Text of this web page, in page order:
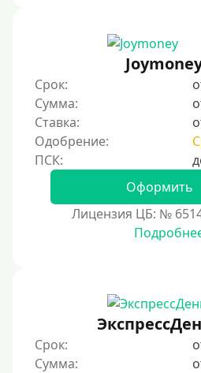
Под высокий процент
В рассрочку
С ежемесячным платежом
Бесплатно
Под низкий процент
Беспроцентный первый займ
Без процентов на 30 дней
С опцией досрочного
Без страховок и комиссий
Срок:
Сумма:
Ставка:
Одобрение:
Оформить
Лицензия ЦБ: №
Срок:
Сумма: